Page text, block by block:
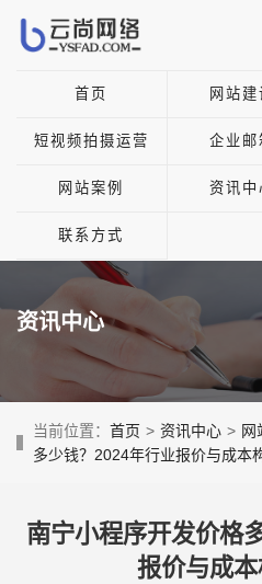
首页 网站建
短视频拍摄运营 企业邮
网站案例 资讯中
联系方式
资讯中心
当前位置： 首页 > 资讯中心 > 网
多少钱？2024年行业报价与成本
南宁小程序开发价格
报价与成